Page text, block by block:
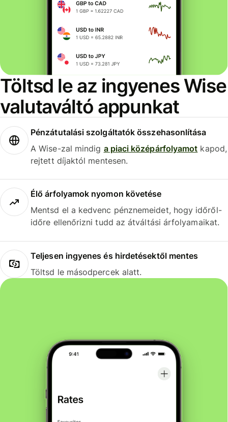
Töltsd le az ingyenes Wise
valutaváltó appunkat
Pénzátutalási szolgáltatók összehasonlítása
A Wise-zal mindig a piaci középárfolyamot kapod,
rejtett díjaktól mentesen.
Élő árfolyamok nyomon követése
Mentsd el a kedvenc pénznemeidet, hogy időről-
időre ellenőrizni tudd az átváltási árfolyamaikat.
Teljesen ingyenes és hirdetésektől mentes
Töltsd le másodpercek alatt.